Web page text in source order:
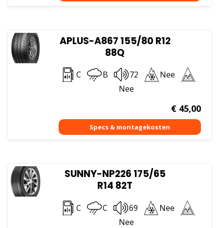
APLUS-A867 155/80 R12
88Q
C B 72
Nee
Nee
€45,00
SUNNY-NP226 175/65
R14 82T
C C 69
Nee
Nee